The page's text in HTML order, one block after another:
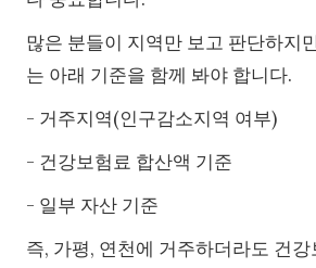
많은 분들이 지역만 보고 판단하지
는 아래 기준을 함께 봐야 합니다.
- 거주지역(인구감소지역 여부)
- 건강보험료 합산액 기준
- 일부 자산 기준
즉, 가평, 연천에 거주하더라도 건